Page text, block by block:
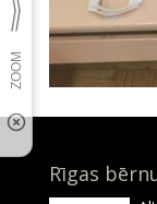
Rīgas